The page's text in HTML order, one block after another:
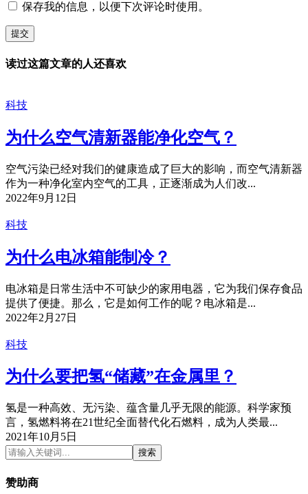
保存我的信息，以便下次评论时使用。
读过这篇文章的人还喜欢
科技
为什么空气清新器能净化空气？
空气污染已经对我们的健康造成了巨大的影响，而空气清新器
作为一种净化室内空气的工具，正逐渐成为人们改...
2022年9月12日
科技
为什么电冰箱能制冷？
电冰箱是日常生活中不可缺少的家用电器，它为我们保存食品
提供了便捷。那么，它是如何工作的呢？电冰箱是...
2022年2月27日
科技
为什么要把氢“储藏”在金属里？
氢是一种高效、无污染、蕴含量几乎无限的能源。科学家预
言，氢燃料将在21世纪全面替代化石燃料，成为人类最...
2021年10月5日
搜索
赞助商